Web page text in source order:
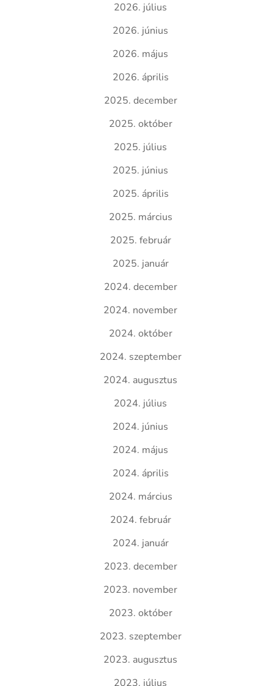
2026. július
2026. június
2026. május
2026. április
2025. december
2025. október
2025. július
2025. június
2025. április
2025. március
2025. február
2025. január
2024. december
2024. november
2024. október
2024. szeptember
2024. augusztus
2024. július
2024. június
2024. május
2024. április
2024. március
2024. február
2024. január
2023. december
2023. november
2023. október
2023. szeptember
2023. augusztus
2023. július